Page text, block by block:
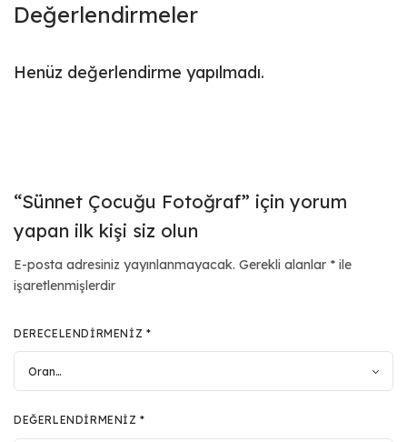
Değerlendirmeler
Henüz değerlendirme yapılmadı.
“Sünnet Çocuğu Fotoğraf” için yorum
yapan ilk kişi siz olun
E-posta adresiniz yayınlanmayacak. Gerekli alanlar * ile
işaretlenmişlerdir
DERECELENDIRMENIZ *
DEĞERLENDIRMENIZ*